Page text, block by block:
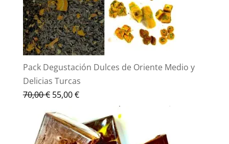
Pack Degustación Dulces de Oriente Medio y
Delicias Turcas
70,00€ El
original
era:
55,00€El
actual
es: